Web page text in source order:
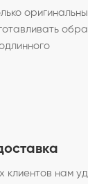
клиентов нам